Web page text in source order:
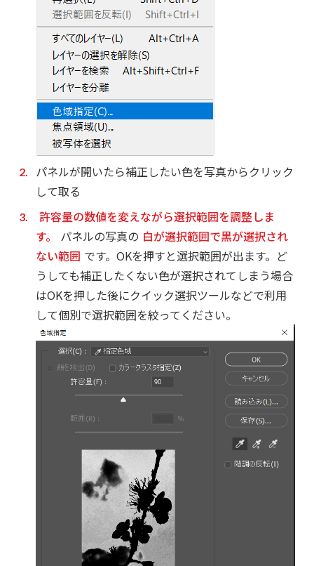
パネルが開いたら補正したい色を写真からクリック
して取る
許容量の数値を変えながら選択範囲を調整しま
す。
パネルの写真の 白が選択範囲で黒が選択され
ない範囲 です。OKを押すと選択範囲が出ます。ど
うしても補正したくない色が選択されてしまう場合
はOKを押した後にクイック選択ツールなどで利用
して個別で選択範囲を絞ってください。